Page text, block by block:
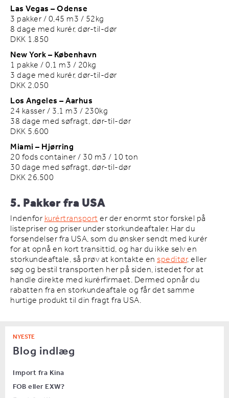
Las Vegas – Odense
3 pakker / 0,45 m3 / 52kg
8 dage med kurér, dør-til-dør
DKK 1.850
New York – København
1 pakke / 0,1 m3 / 20kg
3 dage med kurér, dør-til-dør
DKK 2.050
Los Angeles – Aarhus
24 kasser / 3,1 m3 / 230kg
38 dage med søfragt, dør-til-dør
DKK 5.600
Miami – Hjørring
20 fods container / 30 m3 / 10 ton
30 dage med søfragt, dør-til-dør
DKK 26.500
5. Pakker fra USA
Indenforkurértransporter der enormt stor forskel på
listepriser og priser under storkundeaftaler. Har du
forsendelser fra USA, som du ønsker sendt med kurér
for at opnå en kort transittid, og har du ikke selv en
storkundeaftale, så prøv at kontakte enspeditør, eller
søg og bestil transporten her på siden, istedet for at
handle direkte med kurérfirmaet. Dermed opnår du
rabatten fra en storkundeaftale og får det samme
hurtige produkt til din fragt fra USA.
NYESTE
Blog indlæg
Import fra Kina
FOB eller EXW?